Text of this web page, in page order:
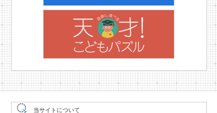
当サイトについて